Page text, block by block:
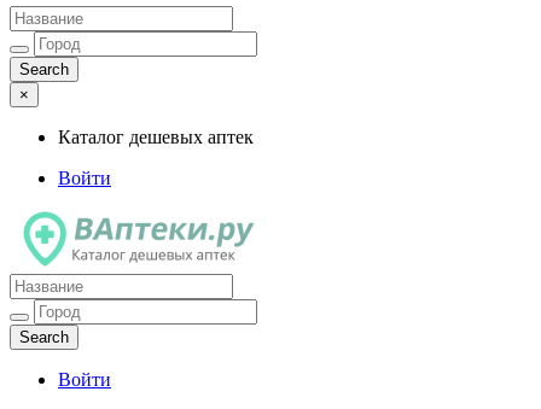
×
Каталог дешевых аптек
Войти
Каталог дешевых аптек
Войти